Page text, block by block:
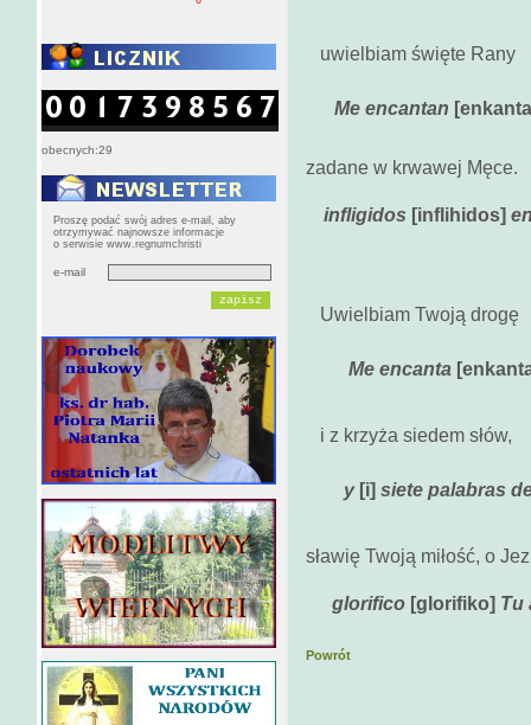
obecnych:29
Proszę podać swój adres e-mail, aby
otrzymywać najnowsze informacje
o serwisie www.regnumchristi
e-mail
uwielbiam święte
Me encantan
zadane w krwawej Męce.
infligidos [inflihidos]
Uwielbiam Twoją
Me encanta
i z krzyża siedem słów,
y [i] siete palabras
sławię Twoją miłość, o
glorifico [glorifiko] Tu
Powrót